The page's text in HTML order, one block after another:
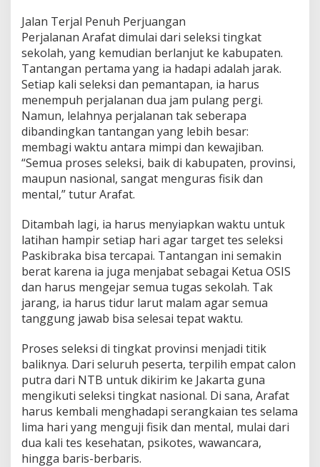
r
S
j
a
r
a
h
d
I
s
t
n
N
e
g
a
a
Jalan Terjal Penuh Perjuangan
Perjalanan Arafat dimulai dari seleksi tingkat
sekolah, yang kemudian berlanjut ke kabupaten.
Tantangan pertama yang ia hadapi adalah jarak.
Setiap kali seleksi dan pemantapan, ia harus
menempuh perjalanan dua jam pulang pergi.
Namun, lelahnya perjalanan tak seberapa
dibandingkan tantangan yang lebih besar:
membagi waktu antara mimpi dan kewajiban.
“Semua proses seleksi, baik di kabupaten, provinsi,
maupun nasional, sangat menguras fisik dan
mental,” tutur Arafat.
Ditambah lagi, ia harus menyiapkan waktu untuk
latihan hampir setiap hari agar target tes seleksi
Paskibraka bisa tercapai. Tantangan ini semakin
berat karena ia juga menjabat sebagai Ketua OSIS
dan harus mengejar semua tugas sekolah. Tak
jarang, ia harus tidur larut malam agar semua
tanggung jawab bisa selesai tepat waktu.
Proses seleksi di tingkat provinsi menjadi titik
baliknya. Dari seluruh peserta, terpilih empat calon
putra dari NTB untuk dikirim ke Jakarta guna
mengikuti seleksi tingkat nasional. Di sana, Arafat
harus kembali menghadapi serangkaian tes selama
lima hari yang menguji fisik dan mental, mulai dari
dua kali tes kesehatan, psikotes, wawancara,
hingga baris-berbaris.